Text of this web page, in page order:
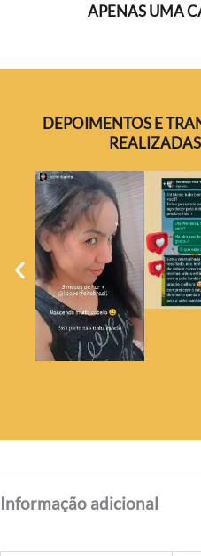
APENAS UMA
DEPOIMENTOS E
Informação adicional